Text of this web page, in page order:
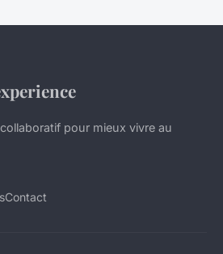
pour mieux vivre au
Contact